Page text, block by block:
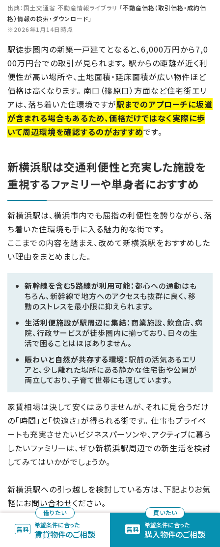
希望条件に合った
賃貸物件のご相談
希望条件に合った
購入物件のご相談
出典：国土交通省 不動産情報ライブラリ 「不動産価格（取引価格・成約価
格）情報の検索・ダウンロード 」
※2026年1月14日時点
駅徒歩圏内の新築一戸建てとなると、6,000万円から7,0
00万円台での取引が見られます。 駅からの距離が近く利
便性が高い場所や、土地面積・延床面積が広い物件ほど
価格は高くなります。 南口（篠原口）方面など住宅街エリ
アは、落ち着いた住環境ですが駅までのアプローチに坂道
が含まれる場合もあるため、価格だけではなく実際に歩
いて周辺環境を確認するのがおすすめです。
新横浜駅は交通利便性と充実した施設を
重視するファミリーや単身者におすすめ
新横浜駅は、横浜市内でも屈指の利便性を誇りながら、落
ち着いた住環境も手に入る魅力的な街です。
ここまでの内容を踏まえ、改めて新横浜駅をおすすめした
い理由をまとめました。
新幹線を含む5路線が利用可能：都心への通勤はも
ちろん、新幹線で地方へのアクセスも抜群に良く、移
動のストレスを最小限に抑えられます。
生活利便施設が駅周辺に集結： 商業施設、飲食店、病
院、行政サービスが徒歩圏内に揃っており、日々の生
活で困ることはほぼありません。
賑わいと自然が共存する環境： 駅前の活気あるエリ
アと、少し離れた場所にある静かな住宅街や公園が
両立しており、子育て世帯にも適しています。
家賃相場は決して安くはありませんが、それに見合うだけ
の「時間」と「快適さ」が得られる街です。 仕事もプライベ
ートも充実させたいビジネスパーソンや、アクティブに暮ら
したいファミリーは、ぜひ新横浜駅周辺での新生活を検討
してみてはいかがでしょうか。
新横浜駅への引っ越しを検討している方は、下記よりお気
軽にお問い合わせください。
※記事内における料金や所要時間等は、あくまでも目安です。（2026年1月
現在）